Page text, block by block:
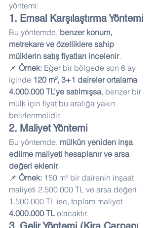
yöntemi:
1. Emsal Karşılaştırma Yöntemi
Bu yöntemde, benzer konum,
metrekare ve özelliklere sahip
mülklerin satış fiyatları incelenir.
📌 Örnek: Eğer bir bölgede son 6 ay
içinde 120 m², 3+1 daireler ortalama
4.000.000 TL’ye satılmışsa, benzer bir
mülk için fiyat bu aralığa yakın
belirlenmelidir.
2. Maliyet Yöntemi
Bu yöntemde, mülkün yeniden inşa
edilme maliyeti hesaplanır ve arsa
değeri eklenir.
📌 Örnek: 150 m² bir dairenin inşaat
maliyeti 2.500.000 TL ve arsa değeri
1.500.000 TL ise, toplam maliyet
4.000.000 TL olacaktır.